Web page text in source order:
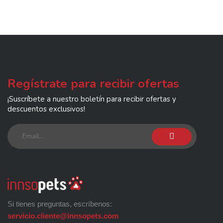
Regístrate para recibir ofertas
¡Suscríbete a nuestro boletín para recibir ofertas y
descuentos exclusivos!
Si tienes preguntas, escríbenos:
servicio.cliente@innsopets.com